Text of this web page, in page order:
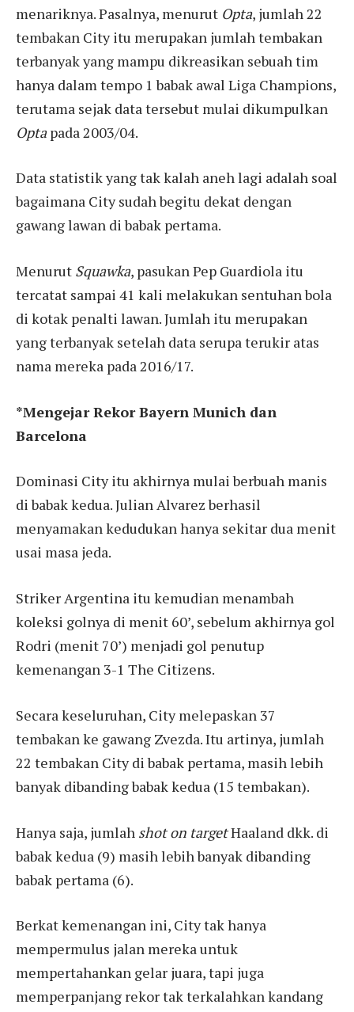
menariknya.Pasalnya, menurut Opta, jumlah 22
tembakan City itu merupakan jumlah tembakan
terbanyak yang mampu dikreasikan sebuah tim
hanya dalam tempo 1 babak awal Liga Champions,
terutama sejak data tersebut mulai dikumpulkan
Optapada 2003/04.
Data statistik yang tak kalah aneh lagi adalah soal
bagaimana City sudah begitu dekat dengan
gawang lawan di babak pertama.
Menurut Squawka, pasukan Pep Guardiola itu
tercatat sampai 41 kali melakukan sentuhan bola
di kotak penalti lawan. Jumlah itu merupakan
yang terbanyak setelah data serupa terukir atas
nama mereka pada 2016/17.
*Mengejar Rekor Bayern Munich dan
Barcelona
Dominasi City itu akhirnya mulai berbuah manis
di babak kedua. Julian Alvarez berhasil
menyamakan kedudukan hanya sekitar dua menit
usai masa jeda.
Striker Argentina itu kemudian menambah
koleksi golnya di menit 60’, sebelum akhirnya gol
Rodri (menit 70’) menjadi gol penutup
kemenangan 3-1 The Citizens.
Secara keseluruhan, City melepaskan 37
tembakan ke gawang Zvezda. Itu artinya, jumlah
22 tembakan City di babak pertama, masih lebih
banyak dibanding babak kedua (15 tembakan).
Hanya saja, jumlah shot on targetHaaland dkk. di
babak kedua (9) masih lebih banyak dibanding
babak pertama (6).
Berkat kemenangan ini, City tak hanya
mempermulus jalan mereka untuk
mempertahankan gelar juara, tapi juga
memperpanjang rekor tak terkalahkan kandang